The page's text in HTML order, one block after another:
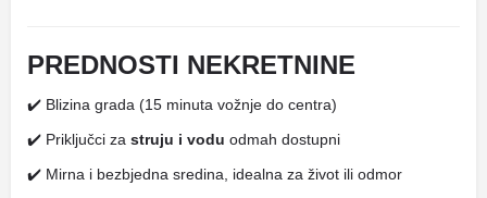
PREDNOSTI NEKRETNINE
✔️ Blizina grada (15 minuta vožnje do centra)
✔️ Priključci za struju i vodu odmah dostupni
✔️ Mirna i bezbjedna sredina, idealna za život ili odmor